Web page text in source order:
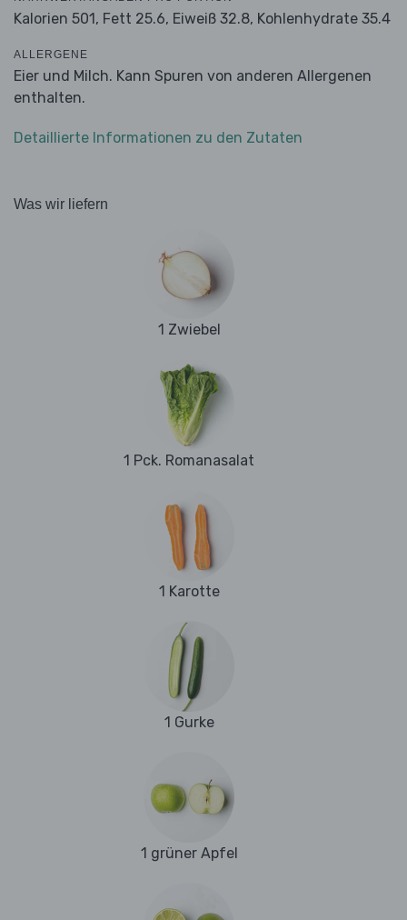
Kalorien 501, Fett 25.6, Eiweiß 32.8, Kohlenhydrate 35.4
ALLERGENE
Eier und Milch. Kann Spuren von anderen Allergenen
enthalten.
Detaillierte Informationen zu den Zutaten
Was wir liefern
1 Zwiebel
1 Pck. Romanasalat
1 Karotte
1 Gurke
1 grüner Apfel